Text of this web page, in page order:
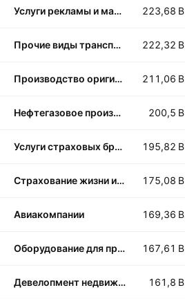
Услуги рекламы и маркетинга 223,68 B
Прочие виды транспорта 222,32 B
Производство оригинальных автомобильных запчастей 211,06 B
Нефтегазовое производство 200,5 B
Услуги страховых брокеров 195,82 B
Страхование жизни и здоровья 175,08 B
Авиакомпании 169,36 B
Оборудование для производства электроники 167,61 B
Девелопмент недвижимости 161,8 B